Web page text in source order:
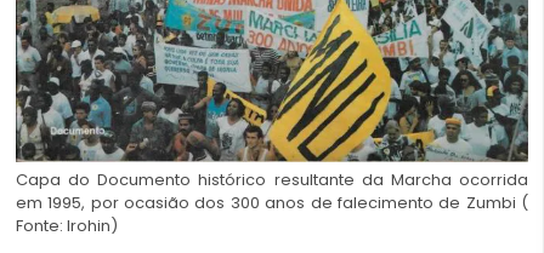
Capa do Documento histórico resultante da Marcha ocorrida
em 1995, por ocasião dos 300 anos de falecimento de Zumbi (
Fonte: Irohin)